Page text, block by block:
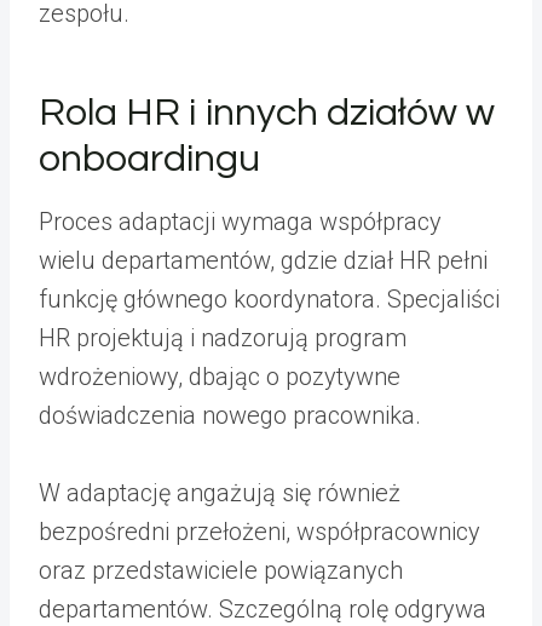
zespołu.
Rola HR i innych działów w
onboardingu
Proces adaptacji wymaga współpracy
wielu departamentów, gdzie dział HR pełni
funkcję głównego koordynatora. Specjaliści
HR projektują i nadzorują program
wdrożeniowy, dbając o pozytywne
doświadczenia nowego pracownika.
W adaptację angażują się również
bezpośredni przełożeni, współpracownicy
oraz przedstawiciele powiązanych
departamentów. Szczególną rolę odgrywa